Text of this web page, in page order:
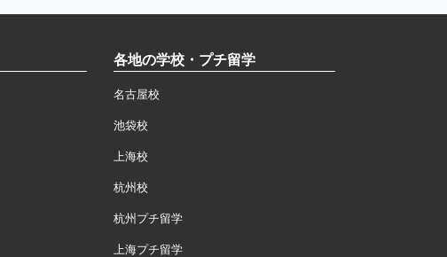
各地の学校・プチ留学
名古屋校
池袋校
上海校
杭州校
杭州プチ留学
上海プチ留学